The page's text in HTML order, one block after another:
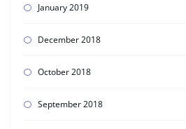
January 2019
December 2018
October 2018
September 2018